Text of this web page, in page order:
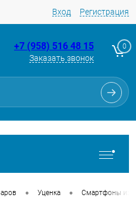
Вход Регистрация
+7 (958) 516 48 15
Заказать звонок
0
• Уценка • Смартфоны из